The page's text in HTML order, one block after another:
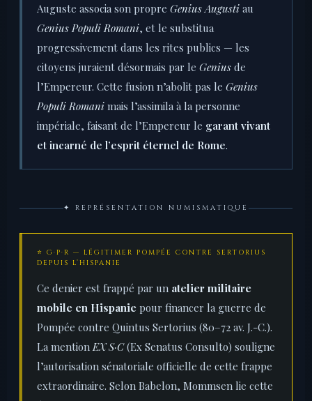
Auguste associa son propre Genius Augusti au
Genius Populi Romani, et le substitua
progressivement dans les rites publics — les
citoyens juraient désormais par le Genius de
l’Empereur. Cette fusion n’abolit pas le Genius
Populi Romani mais l’assimila à la personne
impériale, faisant de l’Empereur le garant vivant
et incarné de l’esprit éternel de Rome.
✦ REPRÉSENTATION NUMISMATIQUE
⭐ G·P·R — LÉGITIMER POMPÉE CONTRE SERTORIUS
DEPUIS L’HISPANIE
Ce denier est frappé par un atelier militaire
mobile en Hispanie pour financer la guerre de
Pompée contre Quintus Sertorius (80–72 av. J.-C.).
La mentionEX S·C(Ex Senatus Consulto) souligne
l’autorisation sénatoriale officielle de cette frappe
extraordinaire. Selon Babelon, Mommsen lie cette